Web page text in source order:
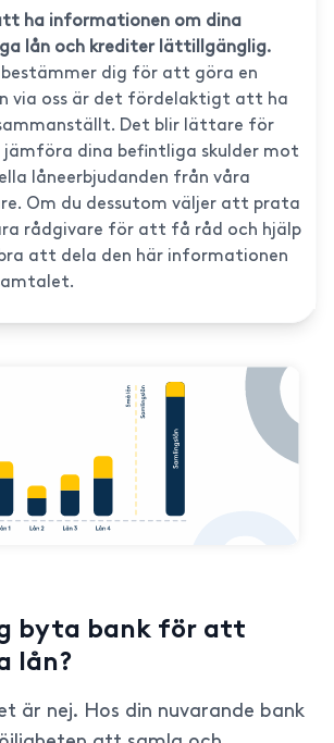
ha informationen om dina
lån och krediter lättillgänglig.
bestämmer dig för att göra en
via oss är det fördelaktigt att ha
Det blir lättare för
dina befintliga skulder mot
låneerbjudanden från våra
Om du dessutom väljer att prata
rådgivare för att få råd och hjälp
att dela den här informationen
byta bank för att
lån?
är nej. Hos din nuvarande bank